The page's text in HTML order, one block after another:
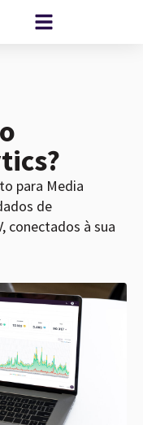
para Media
de
conectados à sua